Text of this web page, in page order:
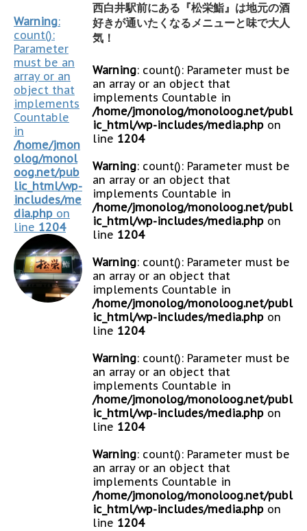
Warning:
count():
Parameter
must be an
array or an
object that
implements
Countable
in
/home/jmon
olog/monol
oog.net/pub
lic_html/wp-
includes/me
dia.php on
line 1204
西白井駅前にある『松栄鮨』は地元の酒
好きが通いたくなるメニューと味で大人
気！
Warning: count(): Parameter must be
an array or an object that
implements Countable in
/home/jmonolog/monoloog.net/publ
ic_html/wp-includes/media.php on
line 1204
Warning: count(): Parameter must be
an array or an object that
implements Countable in
/home/jmonolog/monoloog.net/publ
ic_html/wp-includes/media.php on
line 1204
Warning: count(): Parameter must be
an array or an object that
implements Countable in
/home/jmonolog/monoloog.net/publ
ic_html/wp-includes/media.php on
line 1204
Warning: count(): Parameter must be
an array or an object that
implements Countable in
/home/jmonolog/monoloog.net/publ
ic_html/wp-includes/media.php on
line 1204
Warning: count(): Parameter must be
an array or an object that
implements Countable in
/home/jmonolog/monoloog.net/publ
ic_html/wp-includes/media.php on
line 1204